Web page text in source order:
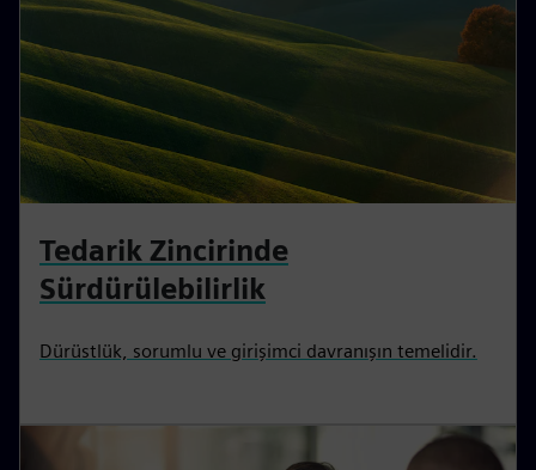
Tedarik Zincirinde
Sürdürülebilirlik
Dürüstlük, sorumlu ve girişimci davranışın temelidir.